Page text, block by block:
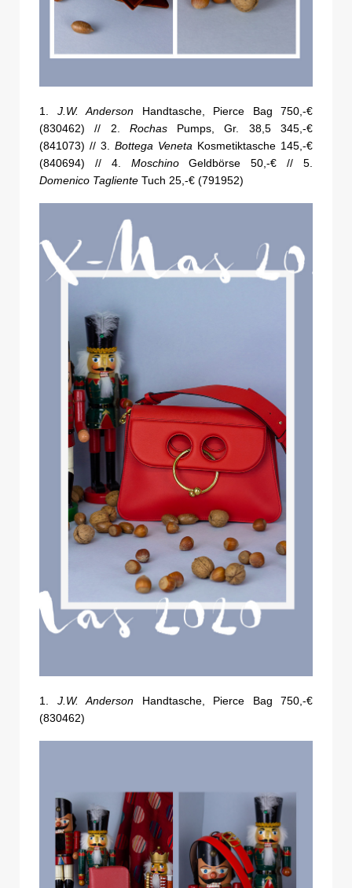
1. J.W. Anderson Handtasche, Pierce Bag 750,-€
(830462) // 2. RochasPumps, Gr. 38,5 345,-€
(841073) // 3. Bottega Veneta Kosmetiktasche 145,-€
(840694) // 4. MoschinoGeldbörse 50,-€ // 5.
Domenico Tagliente Tuch 25,-€ (791952)
1. J.W. Anderson Handtasche, Pierce Bag 750,-€
(830462)